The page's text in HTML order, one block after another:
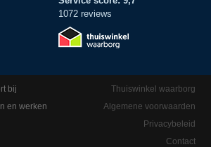
1072 reviews
bij
en werken
Thuiswinkel waarborg
Algemene voorwaarden
Privacybeleid
Contact